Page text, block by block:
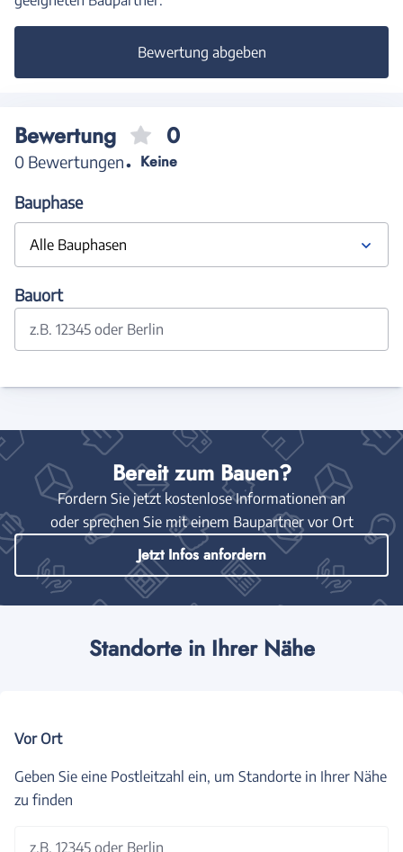
Bewertung abgeben
Bewertung 0
0 Bewertungen
Keine
Bauphase
Alle Bauphasen
Bauort
z.B. 12345 oder Berlin
Bereit zum Bauen?
Fordern Sie jetzt kostenlose Informationen an
oder sprechen Sie mit einem Baupartner vor Ort
Jetzt Infos anfordern
Standorte in Ihrer Nähe
Vor Ort
Geben Sie eine Postleitzahl ein, um Standorte in Ihrer Nähe
zu finden
z.B. 12345 oder Berlin